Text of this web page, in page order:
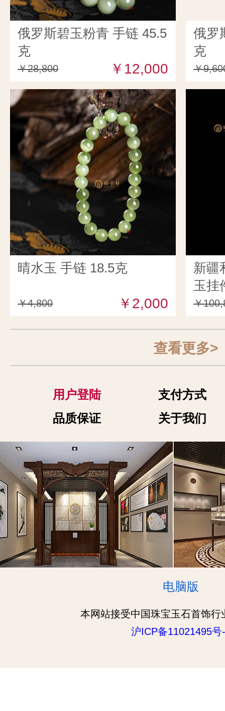
俄罗斯碧玉粉青 手链 45.5
克
￥28,800 ￥12,000
俄罗
克
￥
晴水玉 手链 18.5克
￥4,800 ￥2,000
新疆
玉挂
￥
查看更多>
用户登陆
支付方式
品质保证
关于我们
电脑版
本网站接受中国珠宝玉石首饰行
沪ICP备11021495号